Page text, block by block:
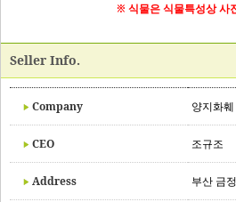
※ 식물은 식물특성상 사
Seller Info.
Company 양지화훼
CEO 조규조
Address 부산 금